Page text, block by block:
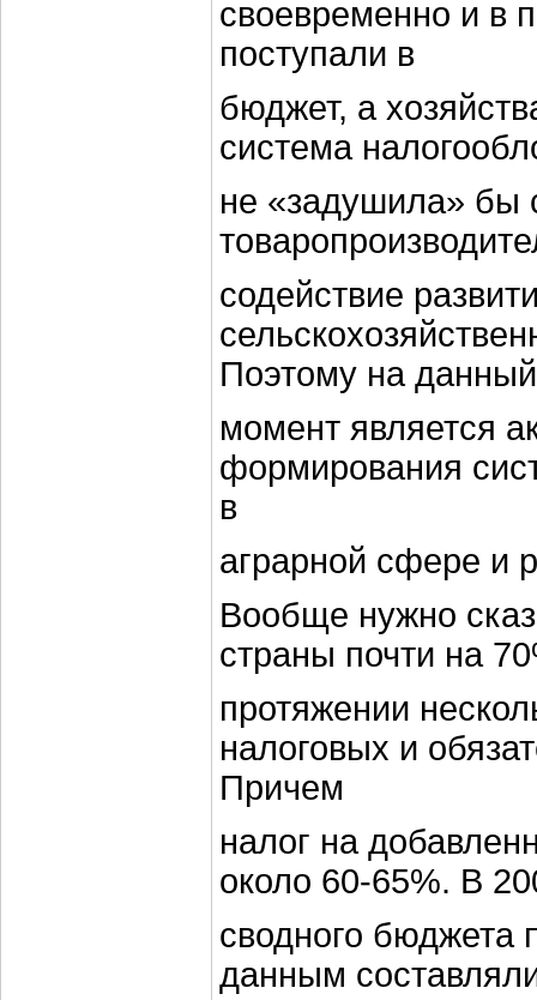
своевременно и в
поступали в
бюджет, а
система
не «задушила» бы
содействие
Поэтому на данный
момент является
формирования
в
аграрной сфере и
Вообще нужно
страны почти на
протяжении
налоговых и
Причем
налог на
около 60-65%. В
сводного бюджета
данным